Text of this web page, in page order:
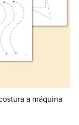
a máquina